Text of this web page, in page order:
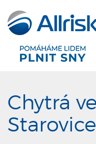
Chytrá
Starovice